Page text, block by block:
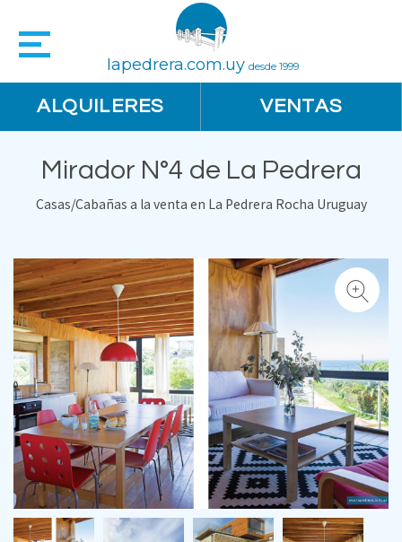
lapedrera.com.uy desde 1999
ALQUILERES VENTAS
Mirador N°4 de La Pedrera
Casas/Cabañas a la venta en La Pedrera Rocha Uruguay